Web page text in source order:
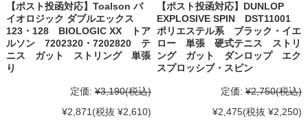
【ポスト投函対応】Toalson バ
イオロジック ダブルエックス
123・128 BIOLOGIC XX トア
ルソン 7202320・7202820 テ
ニス ガット ストリング 単張
り
定価: ¥3,190(税込)
¥2,871(税抜 ¥2,610)
【ポスト投函対応】DUNLOP
EXPLOSIVE SPIN DST11001
ポリエステル系 ブラック・イエ
ロー 単張 硬式テニス ストリ
ング ガット ダンロップ エク
スプロッシブ・スピン
定価: ¥2,750(税込)
¥2,475(税抜 ¥2,250)